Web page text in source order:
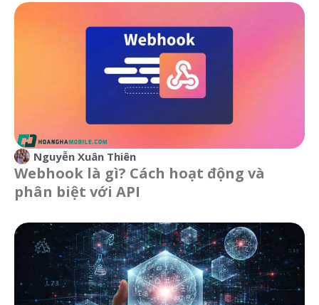
Nguyễn Xuân Thiên
Webhook là gì? Cách hoạt động và
phân biệt với API